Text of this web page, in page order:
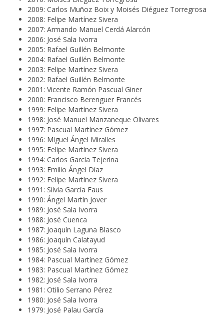
2009: Carlos Muñoz Boix y Moisés Diéguez Torregrosa
2008: Felipe Martínez Sivera
2007: Armando Manuel Cerdá Alarcón
2006: José Sala Ivorra
2005: Rafael Guillén Belmonte
2004: Rafael Guillén Belmonte
2003: Felipe Martínez Sivera
2002: Rafael Guillén Belmonte
2001: Vicente Ramón Pascual Giner
2000: Francisco Berenguer Francés
1999: Felipe Martínez Sivera
1998: José Manuel Manzaneque Olivares
1997: Pascual Martínez Gómez
1996: Miguel Ángel Miralles
1995: Felipe Martínez Sivera
1994: Carlos García Tejerina
1993: Emilio Ángel Díaz
1992: Felipe Martínez Sivera
1991: Silvia García Faus
1990: Ángel Martín Jover
1989: José Sala Ivorra
1988: José Cuenca
1987: Joaquín Laguna Blasco
1986: Joaquín Calatayud
1985: José Sala Ivorra
1984: Pascual Martínez Gómez
1983: Pascual Martínez Gómez
1982: José Sala Ivorra
1981: Otilio Serrano Pérez
1980: José Sala Ivorra
1979: José Palau García